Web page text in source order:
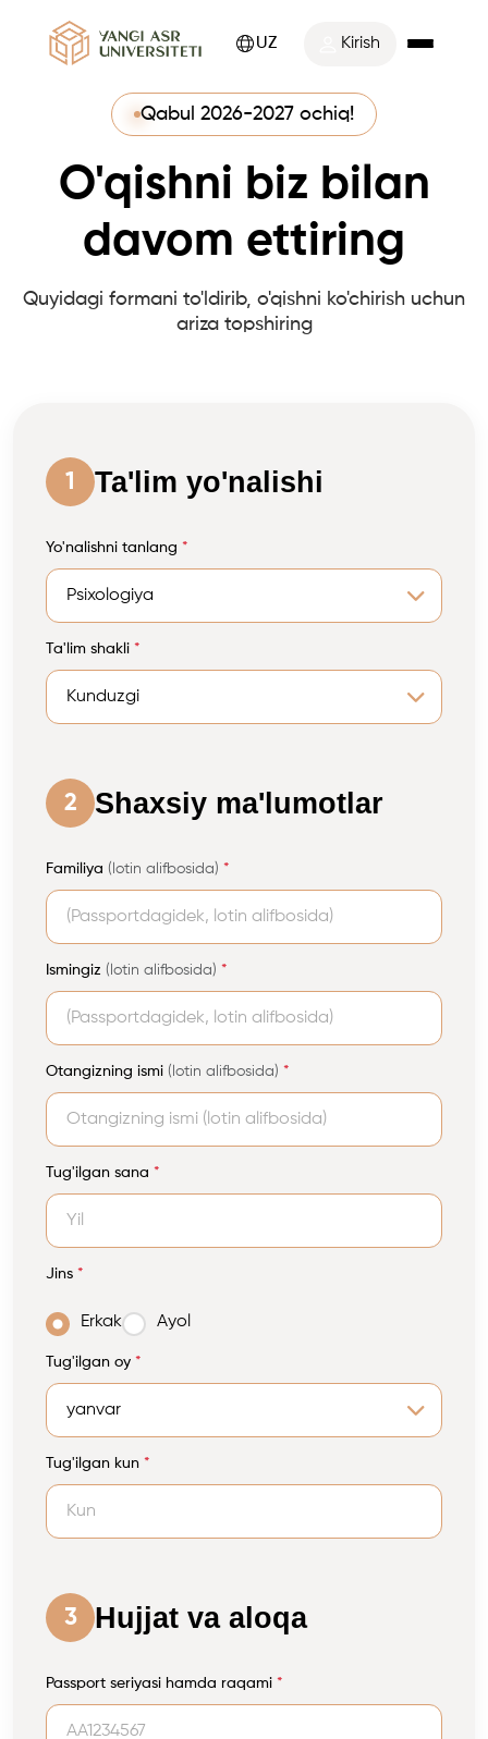
UZ Kirish
Qabul 2026-2027 ochiq!
O'qishni biz bilan
davom ettiring
Quyidagi formani to'ldirib, o'qishni ko'chirish uchun
ariza topshiring
1 Ta'lim yo'nalishi
Yo'nalishni tanlang *
Ta'lim shakli *
2 Shaxsiy ma'lumotlar
Familiya (lotin alifbosida) *
Ismingiz (lotin alifbosida) *
Otangizning ismi (lotin alifbosida) *
Tug'ilgan sana *
Jins *
Erkak Ayol
Tug'ilgan oy *
Tug'ilgan kun *
3 Hujjat va aloqa
Passport seriyasi hamda raqami *